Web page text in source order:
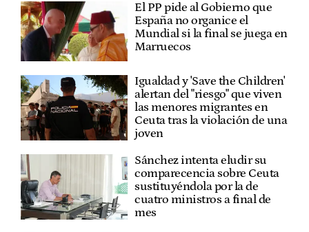
El PP pide al Gobierno que
España no organice el
Mundial si la final se juega en
Marruecos
Igualdad y 'Save the Children'
alertan del "riesgo" que viven
las menores migrantes en
Ceuta tras la violación de una
joven
Sánchez intenta eludir su
comparecencia sobre Ceuta
sustituyéndola por la de
cuatro ministros a final de
mes